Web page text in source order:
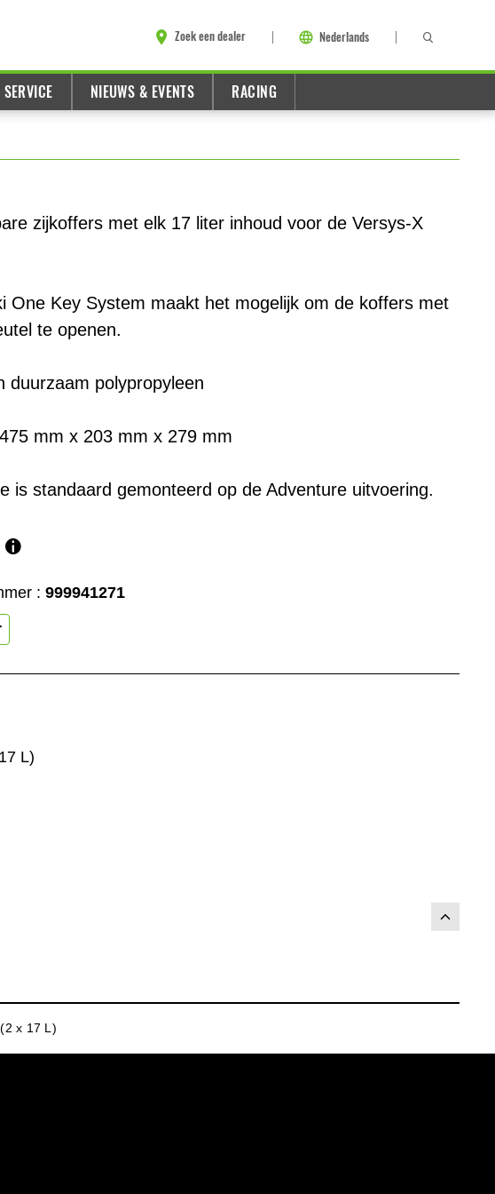
Zoek een dealer Nederlands
SERVICE NIEUWS & EVENTS RACING
zijkoffers met elk 17 liter inhoud voor de Versys-X
One Key System maakt het mogelijk om de koffers met
te openen.
duurzaam polypropyleen
mm x 203 mm x 279 mm
is standaard gemonteerd op de Adventure uitvoering.
: 999941271
L)
x 17 L)